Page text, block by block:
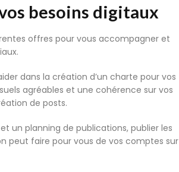
besoins digitaux
offres pour vous accompagner et
dans la création d’un charte pour vos
agréables et une cohérence sur vos
de posts.
un planning de publications, publier les
peut faire pour vous de vos comptes sur